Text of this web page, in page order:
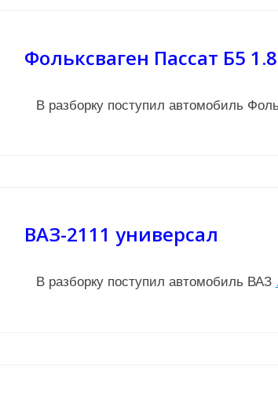
Фольксваген Пассат Б5
В разборку поступил автомобиль
ВАЗ-2111 универсал
В разборку поступил автомобиль ВАЗ